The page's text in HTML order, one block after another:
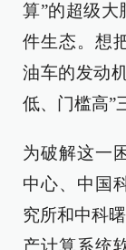
算”的超级大
件生态。想
油车的发动
低、门槛高”
为破解这一
中心、中国
究所和中科
产计算系统